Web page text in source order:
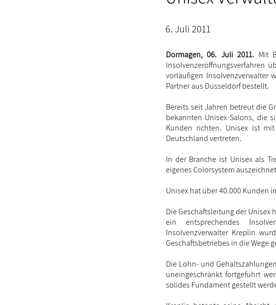
6. Juli 2011
Dormagen, 06. Juli 2011. Mit
Insolvenzeröffnungsverfahren
vorläufigen Insolvenzverwalter
Partner aus Düsseldorf bestellt.
Bereits seit Jahren betreut die
bekannten Unisex-Salons, die
Kunden richten. Unisex ist
Deutschland vertreten.
In der Branche ist Unisex als
eigenes Colorsystem
Unisex hat über 40.000 Kunden
Die Geschäftsleitung der
ein entsprechendes
Insolvenzverwalter Kreplin
Geschäftsbetriebes in die Wege
Die Lohn- und
uneingeschränkt fortgeführt
solides Fundament gestellt